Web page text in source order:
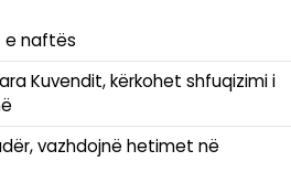
e naftës
Kuvendit, kërkohet shfuqizimi i
vazhdojnë hetimet në